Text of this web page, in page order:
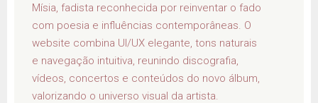
Mísia, fadista reconhecida por reinventar o fado
com poesia e influências contemporâneas. O
website combina UI/UX elegante, tons naturais
e navegação intuitiva, reunindo discografia,
vídeos, concertos e conteúdos do novo álbum,
valorizando o universo visual da artista.